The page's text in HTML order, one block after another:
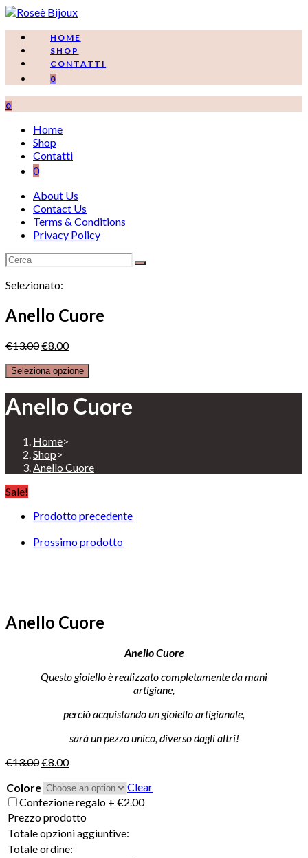
Salta
contenutoHOME
SHOP
CONTATTI
0
0
Home
Shop
Contatti
0
About Us
Contact Us
Terms & Conditions
Privacy Policy
Selezionato:
Anello Cuore
€13.00€8.00
Seleziona opzione
Anello Cuore
Home>
Shop>
Anello Cuore
Sale!
Prodotto precedente
Prossimo prodotto
Anello Cuore
Anello Cuore
Questo gioiello è realizzato completamente da mani
artigiane,
perciò acquistando un gioiello artigianale,
sarà un pezzo unico, diverso dagli altri!
€13.00€8.00
Colore
Clear
Confezione regalo + €2.00
Prezzo prodotto
Totale opzioni aggiuntive:
Totale ordine: